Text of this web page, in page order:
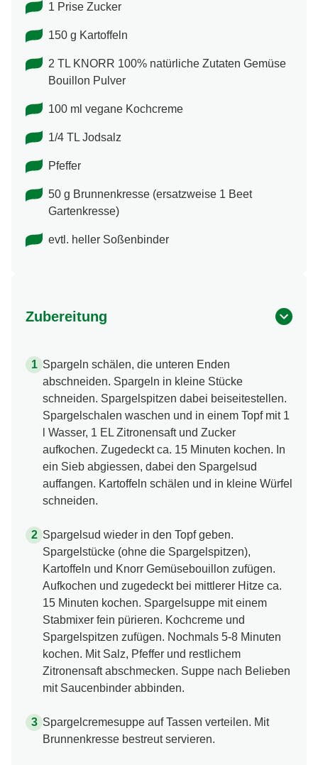
1 Prise Zucker
150 g Kartoffeln
2 TL KNORR 100% natürliche Zutaten Gemüse
Bouillon Pulver
100 ml vegane Kochcreme
1/4 TL Jodsalz
Pfeffer
50 g Brunnenkresse (ersatzweise 1 Beet
Gartenkresse)
evtl. heller Soßenbinder
Zubereitung
Spargeln schälen, die unteren Enden
abschneiden. Spargeln in kleine Stücke
schneiden. Spargelspitzen dabei beiseitestellen.
Spargelschalen waschen und in einem Topf mit 1
l Wasser, 1 EL Zitronensaft und Zucker
aufkochen. Zugedeckt ca. 15 Minuten kochen. In
ein Sieb abgiessen, dabei den Spargelsud
auffangen. Kartoffeln schälen und in kleine Würfel
schneiden.
Spargelsud wieder in den Topf geben.
Spargelstücke (ohne die Spargelspitzen),
Kartoffeln und Knorr Gemüsebouillon zufügen.
Aufkochen und zugedeckt bei mittlerer Hitze ca.
15 Minuten kochen. Spargelsuppe mit einem
Stabmixer fein pürieren. Kochcreme und
Spargelspitzen zufügen. Nochmals 5-8 Minuten
kochen. Mit Salz, Pfeffer und restlichem
Zitronensaft abschmecken. Suppe nach Belieben
mit Saucenbinder abbinden.
Spargelcremesuppe auf Tassen verteilen. Mit
Brunnenkresse bestreut servieren.